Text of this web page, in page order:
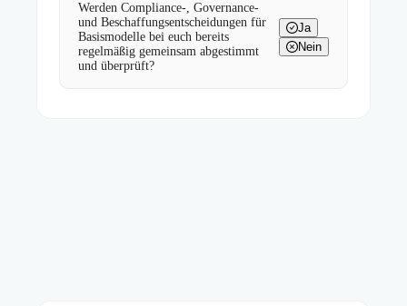
Werden Compliance-, Governance-
und Beschaffungsentscheidungen für
Basismodelle bei euch bereits
regelmäßig gemeinsam abgestimmt
und überprüft?
Ja
Nein